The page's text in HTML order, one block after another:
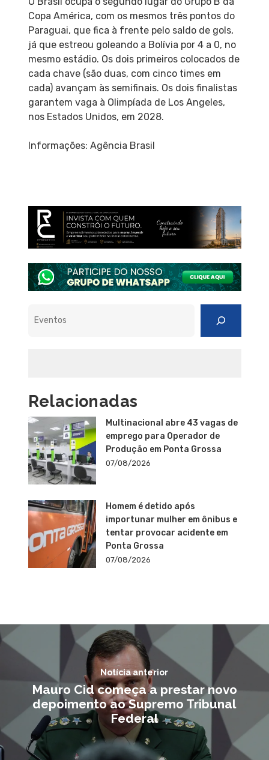
Copa América, com os mesmos três pontos do
Paraguai, que fica à frente pelo saldo de gols,
já que estreou goleando a Bolívia por 4 a 0, no
mesmo estádio. Os dois primeiros colocados de
cada chave (são duas, com cinco times em
cada) avançam às semifinais. Os dois finalistas
garantem vaga à Olimpíada de Los Angeles,
nos Estados Unidos, em 2028.
Informações: Agência Brasil
Relacionadas
Multinacional abre 43 vagas de
emprego para Operador de
Produção em Ponta Grossa
07/08/2026
Homem é detido após
importunar mulher em ônibus e
tentar provocar acidente em
Ponta Grossa
07/08/2026
Notícia anterior
Mauro Cid começa a prestar novo
depoimento ao Supremo Tribunal
Federal